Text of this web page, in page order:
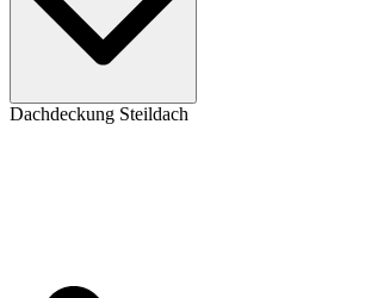
Dachdeckung Steildach